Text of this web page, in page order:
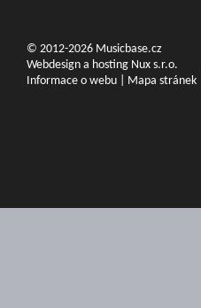
© 2012-2026 Musicbase.cz
Webdesign a hosting Nux s.r.o.
Informace o webu
Mapa stránek